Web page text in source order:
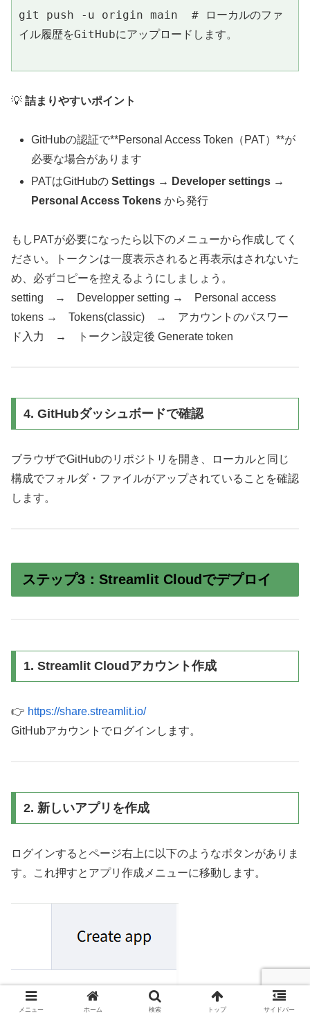
git push -u origin main  # ローカルのファ
イル履歴をGitHubにアップロードします。
💡 詰まりやすいポイント
GitHubの認証で**Personal Access Token（PAT）**が
必要な場合があります
PATはGitHubのSettings → Developer settings →
Personal Access Tokens から発行
もしPATが必要になったら以下のメニューから作成してく
ださい。トークンは一度表示されると再表示はされないた
め、必ずコピーを控えるようにしましょう。
setting → Developper setting → Personal access
tokens → Tokens(classic) → アカウントのパスワー
ド入力 → トークン設定後 Generate token
4. GitHubダッシュボードで確認
ブラウザでGitHubのリポジトリを開き、ローカルと同じ
構成でフォルダ・ファイルがアップされていることを確認
します。
ステップ3：Streamlit Cloudでデプロイ
1. Streamlit Cloudアカウント作成
👉 https://share.streamlit.io/
GitHubアカウントでログインします。
2. 新しいアプリを作成
ログインするとページ右上に以下のようなボタンがありま
す。これ押すとアプリ作成メニューに移動します。
メニュー ホーム 検索 トップ サイドバー